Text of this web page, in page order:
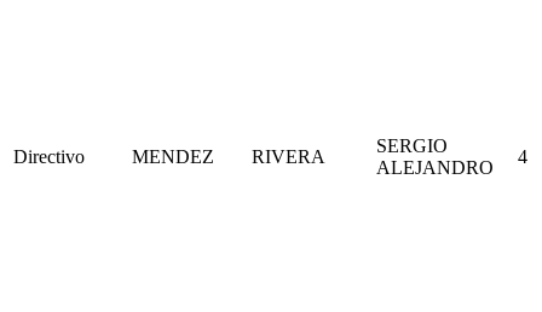
Directivo MENDEZ RIVERA
SERGIO
ALEJANDRO
4